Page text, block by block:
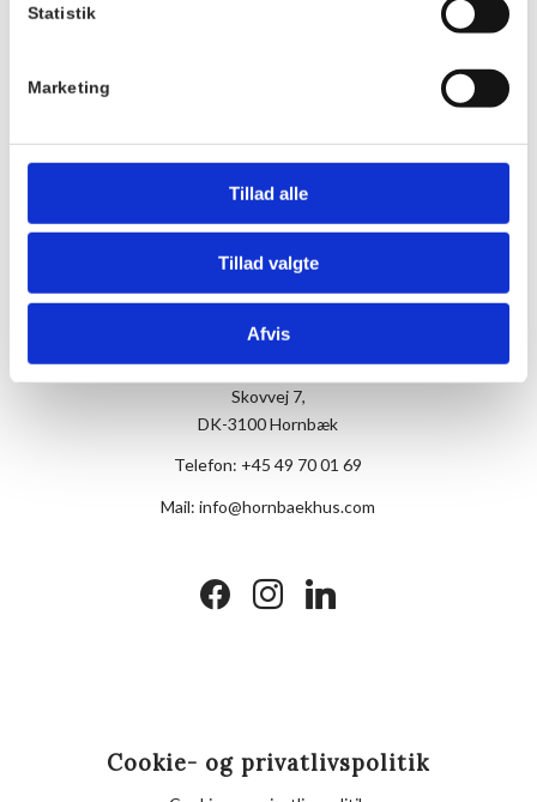
Statistik
Marketing
Tillad alle
Tillad valgte
Afvis
Hornbækhus
3100
+4549700169
Skovvej 7,
DK-3100 Hornbæk
Telefon: +45 49 70 01 69
Mail:info@hornbaekhus.com
facebookinstagramlinkedin
Cookie- og privatlivspolitik